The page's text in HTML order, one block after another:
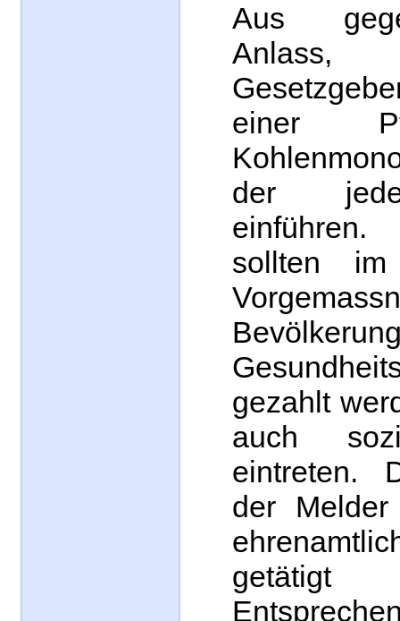
Aus
einer
der
sollten
gezahlt
auch
eintreten.
der